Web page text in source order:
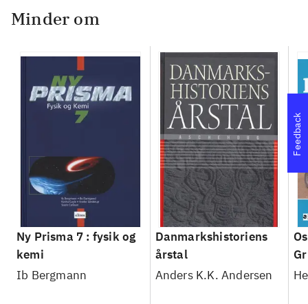
Minder om
Ny Prisma 7 : fysik og
kemi
Ib Bergmann
Danmarkshistoriens
årstal
Anders K.K. Andersen
Feedback